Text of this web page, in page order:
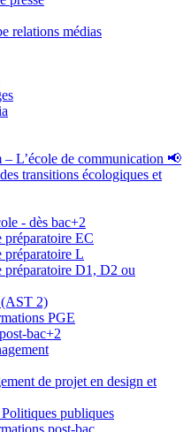
relations médias
– L’école de communication 📢
transitions écologiques et
- dès bac+2
préparatoire EC
préparatoire L
préparatoire D1, D2 ou
(AST 2)
PGE
bac+2
de projet en design et
publiques
post-bac